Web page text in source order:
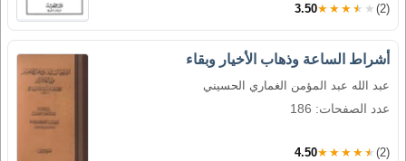
3.50★★★★★ (2)
أشراط الساعة وذهاب الأخيار وبقاء
عبد الله عبد المؤمن الغماري الحسيني
عدد الصفحات: 186
4.50★★★★★ (2)